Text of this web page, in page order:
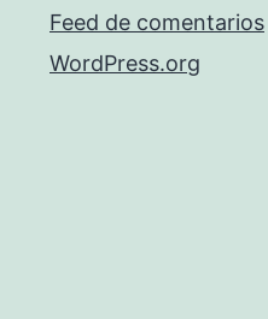
Feed de comentarios
WordPress.org